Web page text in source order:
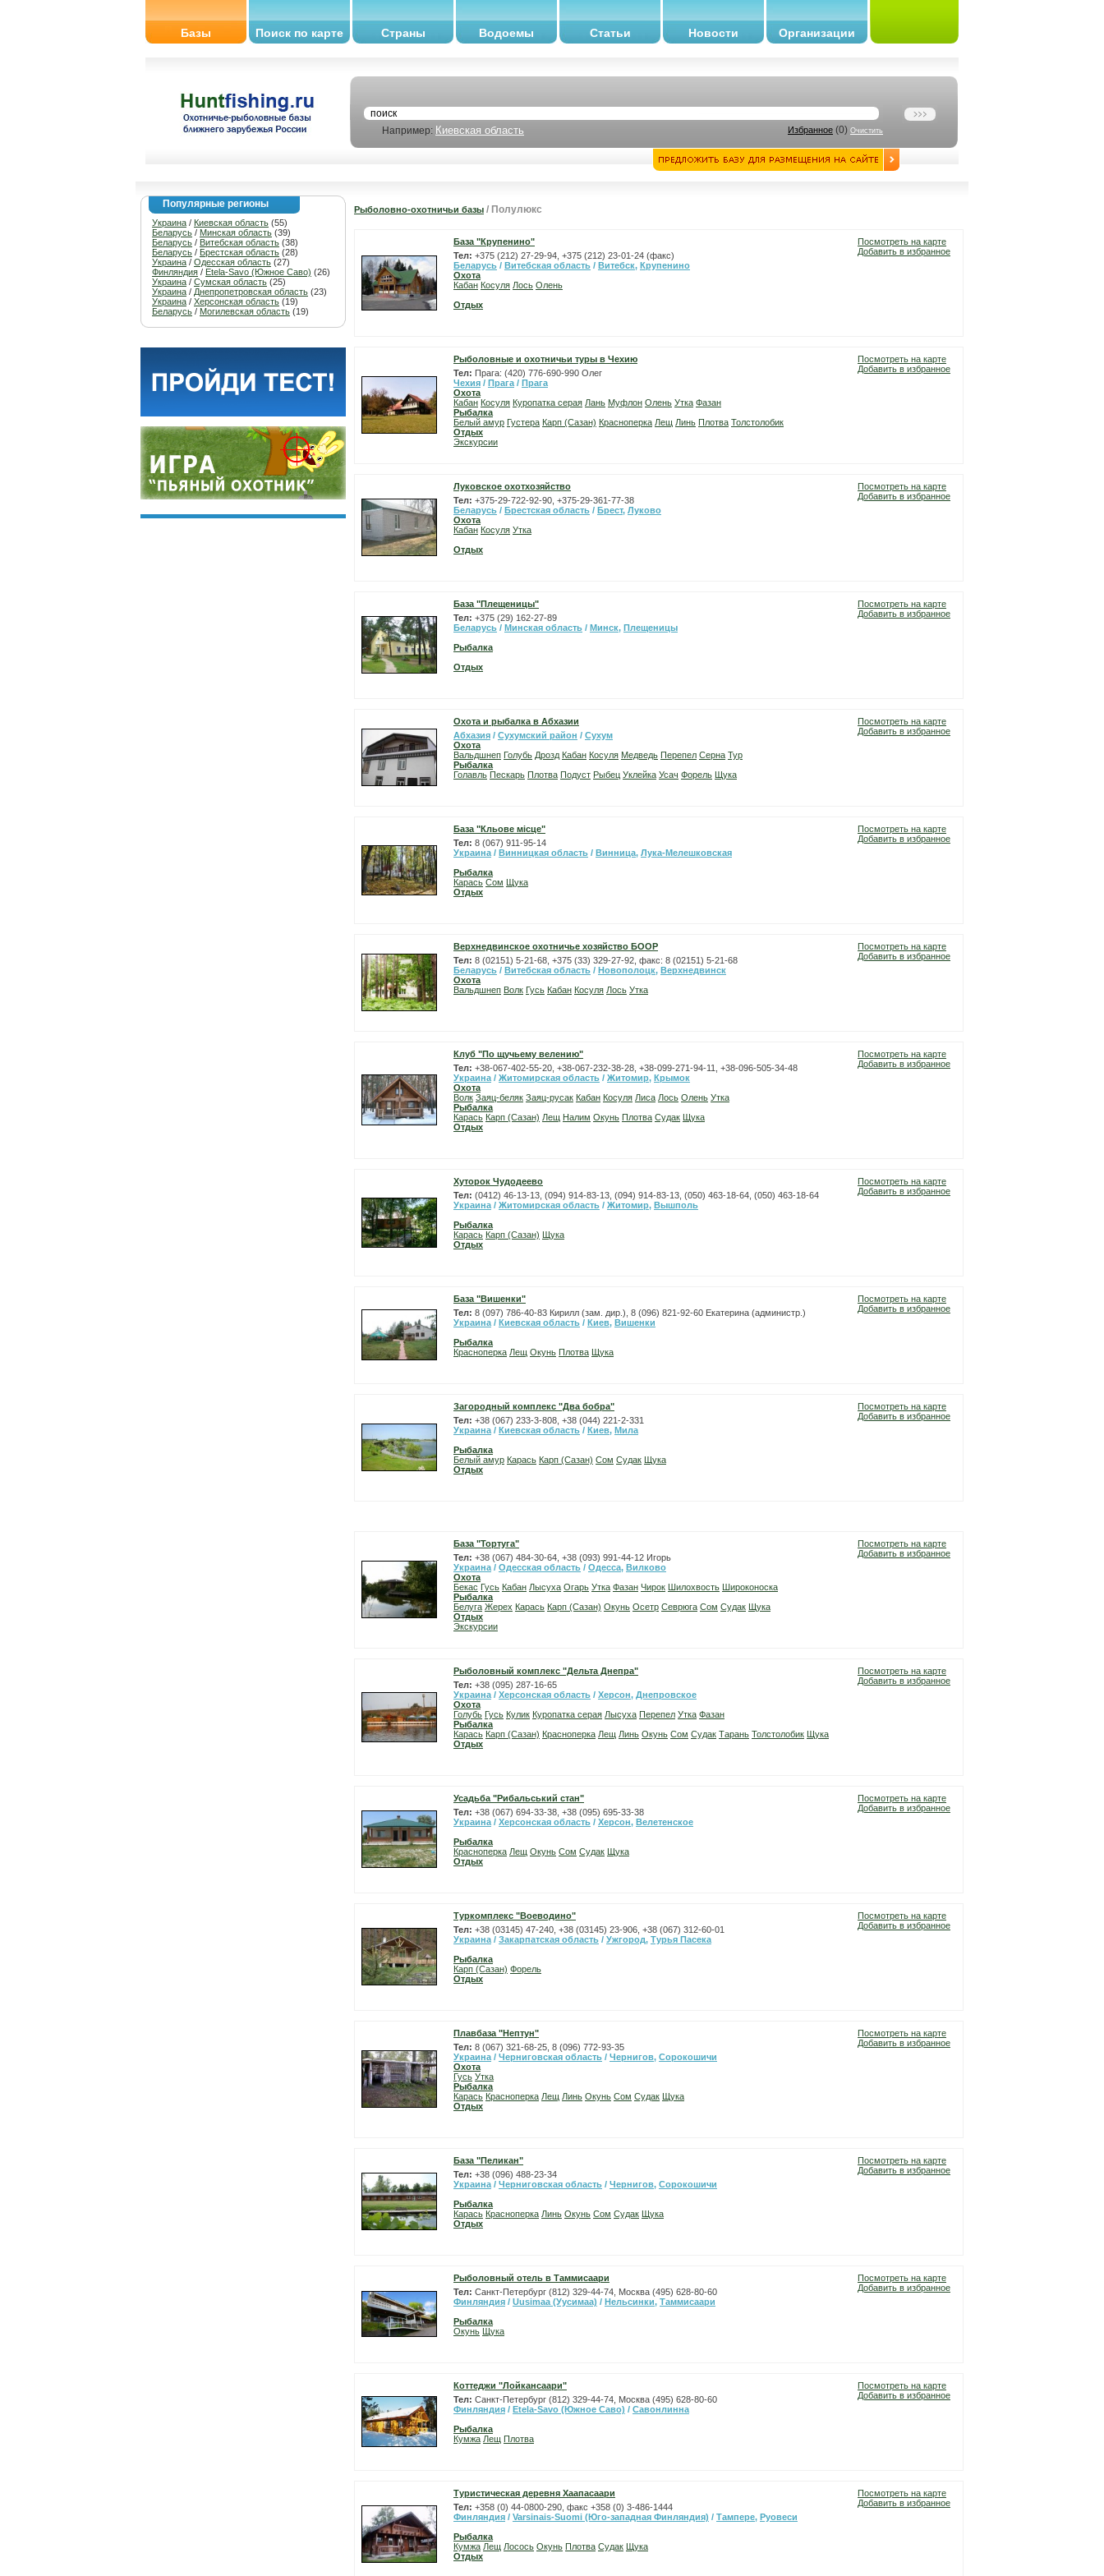
Базы Поиск по карте Страны Водоемы Статьи Новости Организации
Например: Киевская область Избранное (0) Очистить
Популярные регионы
Украина / Киевская область (55)
Беларусь / Минская область (39)
Беларусь / Витебская область (38)
Беларусь / Брестская область (28)
Украина / Одесская область (27)
Финляндия / Etela-Savo (Южное Саво) (26)
Украина / Сумская область (25)
Украина / Днепропетровская область (23)
Украина / Херсонская область (19)
Беларусь / Могилевская область (19)
Рыболовно-охотничьи базы / Полулюкс
База "Крупенино"
Тел: +375 (212) 27-29-94, +375 (212) 23-01-24 (факс)
Беларусь / Витебская область / Витебск, Крупенино
Охота
Кабан Косуля Лось Олень
Отдых
Посмотреть на карте
Добавить в избранное
Рыболовные и охотничьи туры в Чехию
Тел: Прага: (420) 776-690-990 Олег
Чехия / Прага / Прага
Охота
Кабан Косуля Куропатка серая Лань Муфлон Олень Утка Фазан
Рыбалка
Белый амур Густера Карп (Сазан) Красноперка Лещ Линь Плотва Толстолобик
Отдых
Экскурсии
Посмотреть на карте
Добавить в избранное
Луковское охотхозяйство
Тел: +375-29-722-92-90, +375-29-361-77-38
Беларусь / Брестская область / Брест, Луково
Охота
Кабан Косуля Утка
Отдых
Посмотреть на карте
Добавить в избранное
База "Плещеницы"
Тел: +375 (29) 162-27-89
Беларусь / Минская область / Минск, Плещеницы
Рыбалка
Отдых
Посмотреть на карте
Добавить в избранное
Охота и рыбалка в Абхазии
Абхазия / Сухумский район / Сухум
Охота
Вальдшнеп Голубь Дрозд Кабан Косуля Медведь Перепел Серна Тур
Рыбалка
Голавль Пескарь Плотва Подуст Рыбец Уклейка Усач Форель Щука
Посмотреть на карте
Добавить в избранное
База "Кльове місце"
Тел: 8 (067) 911-95-14
Украина / Винницкая область / Винница, Лука-Мелешковская
Рыбалка
Карась Сом Щука
Отдых
Посмотреть на карте
Добавить в избранное
Верхнедвинское охотничье хозяйство БООР
Тел: 8 (02151) 5-21-68, +375 (33) 329-27-92, факс: 8 (02151) 5-21-68
Беларусь / Витебская область / Новополоцк, Верхнедвинск
Охота
Вальдшнеп Волк Гусь Кабан Косуля Лось Утка
Посмотреть на карте
Добавить в избранное
Клуб "По щучьему велению"
Тел: +38-067-402-55-20, +38-067-232-38-28, +38-099-271-94-11, +38-096-505-34-48
Украина / Житомирская область / Житомир, Крымок
Охота
Волк Заяц-беляк Заяц-русак Кабан Косуля Лиса Лось Олень Утка
Рыбалка
Карась Карп (Сазан) Лещ Налим Окунь Плотва Судак Щука
Отдых
Посмотреть на карте
Добавить в избранное
Хуторок Чудодеево
Тел: (0412) 46-13-13, (094) 914-83-13, (094) 914-83-13, (050) 463-18-64, (050) 463-18-64
Украина / Житомирская область / Житомир, Вышполь
Рыбалка
Карась Карп (Сазан) Щука
Отдых
Посмотреть на карте
Добавить в избранное
База "Вишенки"
Тел: 8 (097) 786-40-83 Кирилл (зам. дир.), 8 (096) 821-92-60 Екатерина (администр.)
Украина / Киевская область / Киев, Вишенки
Рыбалка
Красноперка Лещ Окунь Плотва Щука
Посмотреть на карте
Добавить в избранное
Загородный комплекс "Два бобра"
Тел: +38 (067) 233-3-808, +38 (044) 221-2-331
Украина / Киевская область / Киев, Мила
Рыбалка
Белый амур Карась Карп (Сазан) Сом Судак Щука
Отдых
Посмотреть на карте
Добавить в избранное
База "Тортуга"
Тел: +38 (067) 484-30-64, +38 (093) 991-44-12 Игорь
Украина / Одесская область / Одесса, Вилково
Охота
Бекас Гусь Кабан Лысуха Огарь Утка Фазан Чирок Шилохвость Широконоска
Рыбалка
Белуга Жерех Карась Карп (Сазан) Окунь Осетр Севрюга Сом Судак Щука
Отдых
Экскурсии
Посмотреть на карте
Добавить в избранное
Рыболовный комплекс "Дельта Днепра"
Тел: +38 (095) 287-16-65
Украина / Херсонская область / Херсон, Днепровское
Охота
Голубь Гусь Кулик Куропатка серая Лысуха Перепел Утка Фазан
Рыбалка
Карась Карп (Сазан) Красноперка Лещ Линь Окунь Сом Судак Тарань Толстолобик Щука
Отдых
Посмотреть на карте
Добавить в избранное
Усадьба "Рибальський стан"
Тел: +38 (067) 694-33-38, +38 (095) 695-33-38
Украина / Херсонская область / Херсон, Велетенское
Рыбалка
Красноперка Лещ Окунь Сом Судак Щука
Отдых
Посмотреть на карте
Добавить в избранное
Туркомплекс "Воеводино"
Тел: +38 (03145) 47-240, +38 (03145) 23-906, +38 (067) 312-60-01
Украина / Закарпатская область / Ужгород, Турья Пасека
Рыбалка
Карп (Сазан) Форель
Отдых
Посмотреть на карте
Добавить в избранное
Плавбаза "Нептун"
Тел: 8 (067) 321-68-25, 8 (096) 772-93-35
Украина / Черниговская область / Чернигов, Сорокошичи
Охота
Гусь Утка
Рыбалка
Карась Красноперка Лещ Линь Окунь Сом Судак Щука
Отдых
Посмотреть на карте
Добавить в избранное
База "Пеликан"
Тел: +38 (096) 488-23-34
Украина / Черниговская область / Чернигов, Сорокошичи
Рыбалка
Карась Красноперка Линь Окунь Сом Судак Щука
Отдых
Посмотреть на карте
Добавить в избранное
Рыболовный отель в Таммисаари
Тел: Cанкт-Петербург (812) 329-44-74, Москва (495) 628-80-60
Финляндия / Uusimaa (Уусимаа) / Нельсинки, Таммисаари
Рыбалка
Окунь Щука
Посмотреть на карте
Добавить в избранное
Коттеджи "Лойкансаари"
Тел: Cанкт-Петербург (812) 329-44-74, Москва (495) 628-80-60
Финляндия / Etela-Savo (Южное Саво) / Савонлинна
Рыбалка
Кумжа Лещ Плотва
Посмотреть на карте
Добавить в избранное
Туристическая деревня Хаапасаари
Тел: +358 (0) 44-0800-290, факс +358 (0) 3-486-1444
Финляндия / Varsinais-Suomi (Юго-западная Финляндия) / Тампере, Руовеси
Рыбалка
Кумжа Лещ Лосось Окунь Плотва Судак Щука
Отдых
Посмотреть на карте
Добавить в избранное